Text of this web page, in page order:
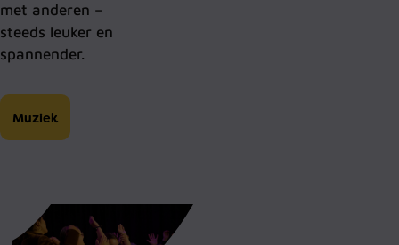
met anderen –
steeds leuker en
spannender.
Muziek